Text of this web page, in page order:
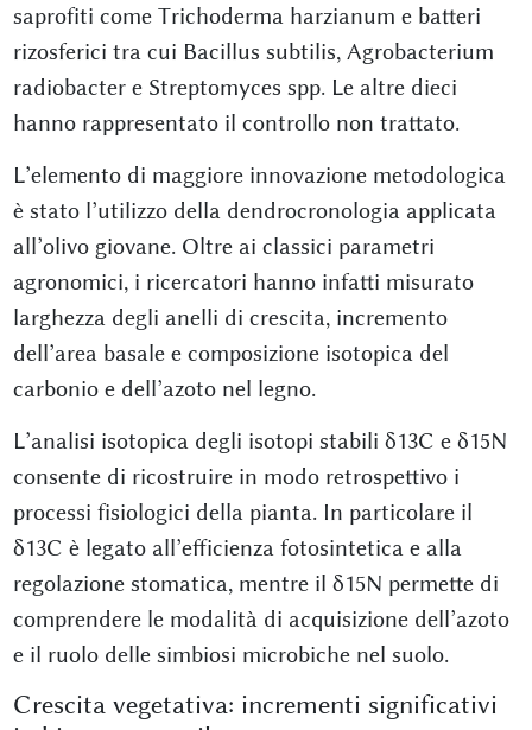
saprofiti come Trichoderma harzianum e batteri
rizosferici tra cui Bacillus subtilis, Agrobacterium
radiobacter e Streptomyces spp. Le altre dieci
hanno rappresentato il controllo non trattato.
L’elemento di maggiore innovazione metodologica
è stato l’utilizzo della dendrocronologia applicata
all’olivo giovane. Oltre ai classici parametri
agronomici, i ricercatori hanno infatti misurato
larghezza degli anelli di crescita, incremento
dell’area basale e composizione isotopica del
carbonio e dell’azoto nel legno.
L’analisi isotopica degli isotopi stabili δ13C e δ15N
consente di ricostruire in modo retrospettivo i
processi fisiologici della pianta. In particolare il
δ13C è legato all’efficienza fotosintetica e alla
regolazione stomatica, mentre il δ15N permette di
comprendere le modalità di acquisizione dell’azoto
e il ruolo delle simbiosi microbiche nel suolo.
Crescita vegetativa: incrementi significativi